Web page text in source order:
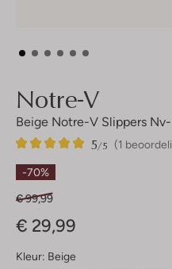
Notre-V
Beige Notre-V Slippers
(1
5/5
1
5
Sterren
-70%
€ 99,99
€ 29,99
Kleur: Beige